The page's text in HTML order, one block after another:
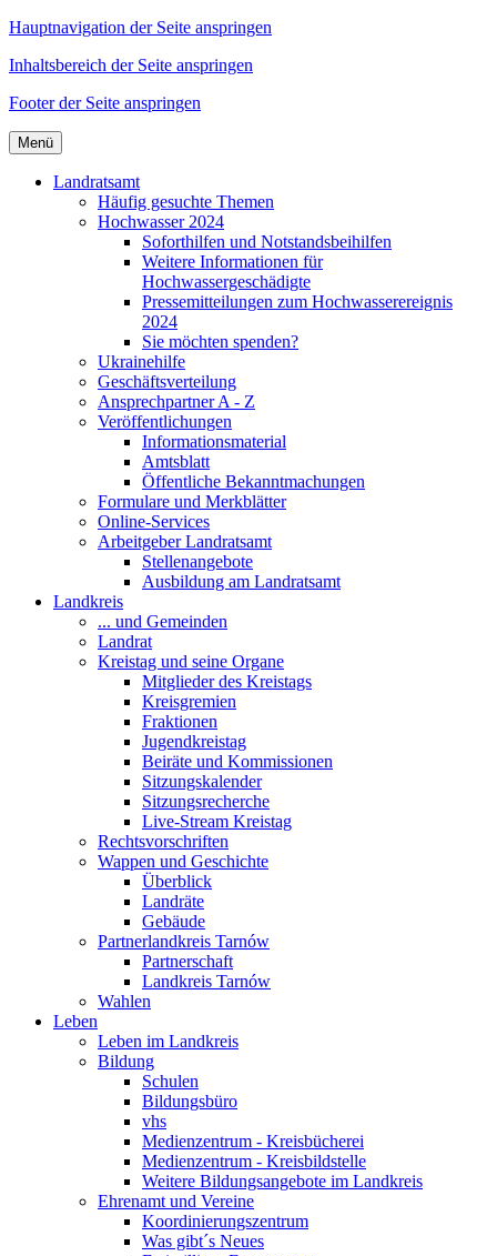
Hauptnavigation der Seite anspringen
Inhaltsbereich der Seite anspringen
Footer der Seite anspringen
Menü
Landratsamt
Häufig gesuchte Themen
Hochwasser 2024
Soforthilfen und Notstandsbeihilfen
Weitere Informationen für
Hochwassergeschädigte
Pressemitteilungen zum Hochwasserereignis
2024
Sie möchten spenden?
Ukrainehilfe
Geschäftsverteilung
Ansprechpartner A - Z
Veröffentlichungen
Informationsmaterial
Amtsblatt
Öffentliche Bekanntmachungen
Formulare und Merkblätter
Online-Services
Arbeitgeber Landratsamt
Stellenangebote
Ausbildung am Landratsamt
Landkreis
... und Gemeinden
Landrat
Kreistag und seine Organe
Mitglieder des Kreistags
Kreisgremien
Fraktionen
Jugendkreistag
Beiräte und Kommissionen
Sitzungskalender
Sitzungsrecherche
Live-Stream Kreistag
Rechtsvorschriften
Wappen und Geschichte
Überblick
Landräte
Gebäude
Partnerlandkreis Tarnów
Partnerschaft
Landkreis Tarnów
Wahlen
Leben
Leben im Landkreis
Bildung
Schulen
Bildungsbüro
vhs
Medienzentrum - Kreisbücherei
Medienzentrum - Kreisbildstelle
Weitere Bildungsangebote im Landkreis
Ehrenamt und Vereine
Koordinierungszentrum
Was gibt´s Neues